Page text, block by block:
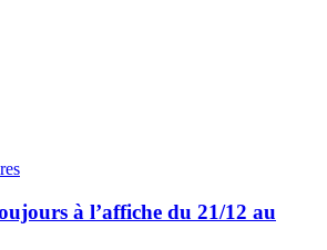
à l’affiche du 21/12 au